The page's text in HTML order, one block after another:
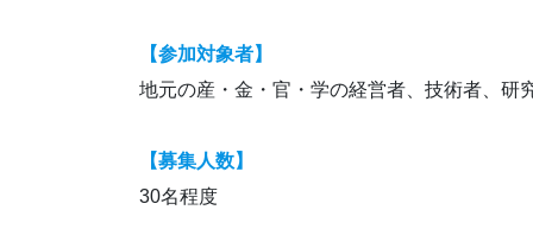
【参加対象者】
地元の産・金・官・学の経営者、技術者、研
【募集人数】
30名程度